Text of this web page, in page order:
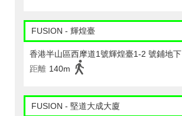
FUSION - 輝煌臺
香港半山區西摩道1號輝煌臺1-2 號鋪地下
距離 140m
FUSION - 堅道大成大廈